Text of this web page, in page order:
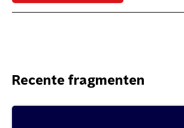
Recente fragmenten